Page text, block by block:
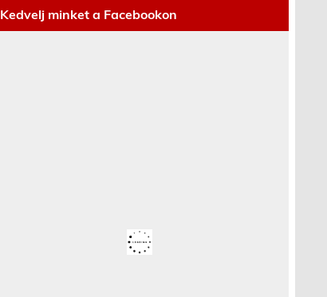
Kedvelj minket a Facebookon